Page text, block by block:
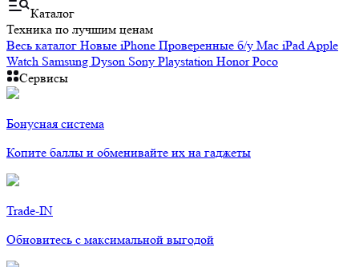
Каталог
Техника по лучшим ценам
Весь каталог Новые iPhone Проверенные б/у Mac iPadApple
Watch Samsung Dyson Sony Playstation HonorPoco
Сервисы
Бонусная система
Копите баллы и обменивайте их на гаджеты
Trade-IN
Обновитесь с максимальной выгодой